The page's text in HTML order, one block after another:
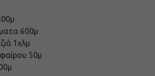
600μ
1χλμ
50μ